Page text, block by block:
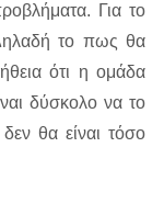
Για το
το πως θα
ότι η ομάδα
δύσκολο να το
θα είναι τόσο